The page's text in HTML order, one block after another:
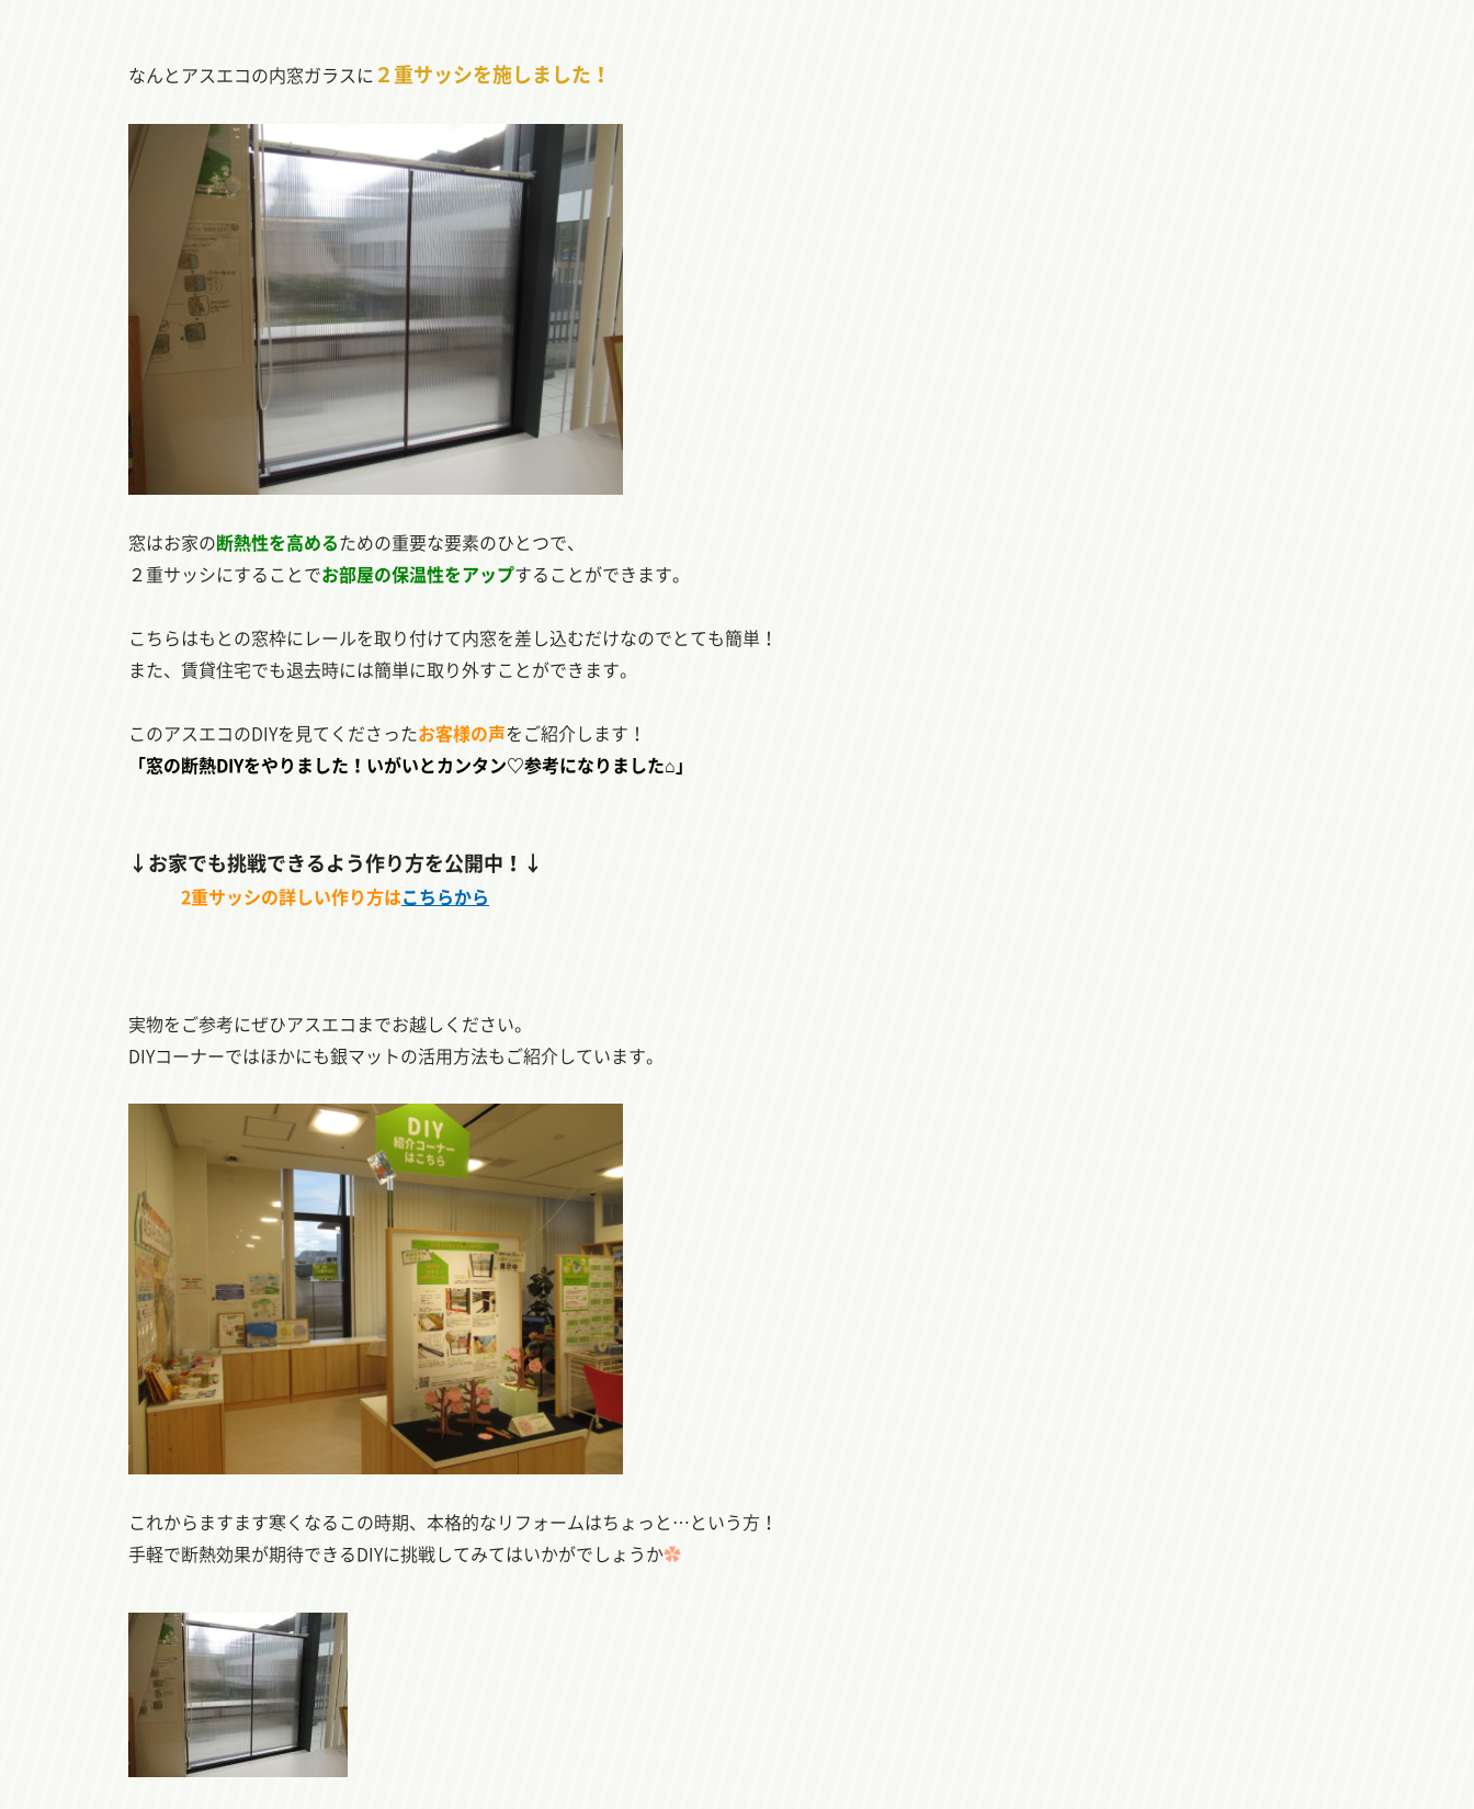
なんとアスエコの内窓ガラスに ２重サッシを施しました！
窓はお家の断熱性を高めるための重要な要素のひとつで、
２重サッシにすることでお部屋の保温性をアップすることができます。
こちらはもとの窓枠にレールを取り付けて内窓を差し込むだけなのでとても簡単！
また、賃貸住宅でも退去時には簡単に取り外すことができます。
このアスエコのDIYを見てくださったお客様の声をご紹介します！
「窓の断熱DIYをやりました！いがいとカンタン♡参考になりました⌂」
↓お家でも挑戦できるよう作り方を公開中！↓
2重サッシの詳しい作り方はこちらから
実物をご参考にぜひアスエコまでお越しください。
DIYコーナーではほかにも銀マットの活用方法もご紹介しています。
これからますます寒くなるこの時期、本格的なリフォームはちょっと…という方！
手軽で断熱効果が期待できるDIYに挑戦してみてはいかがでしょうか✿